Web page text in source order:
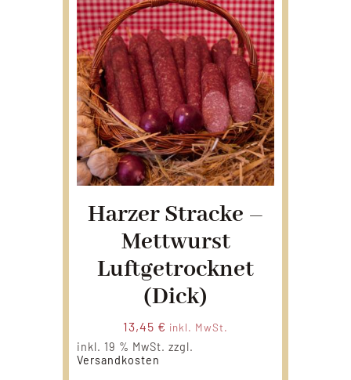
Harzer Stracke –
Mettwurst
Luftgetrocknet
(dick)
13,45 € inkl. MwSt.
inkl. 19 % MwSt. zzgl.
Versandkosten